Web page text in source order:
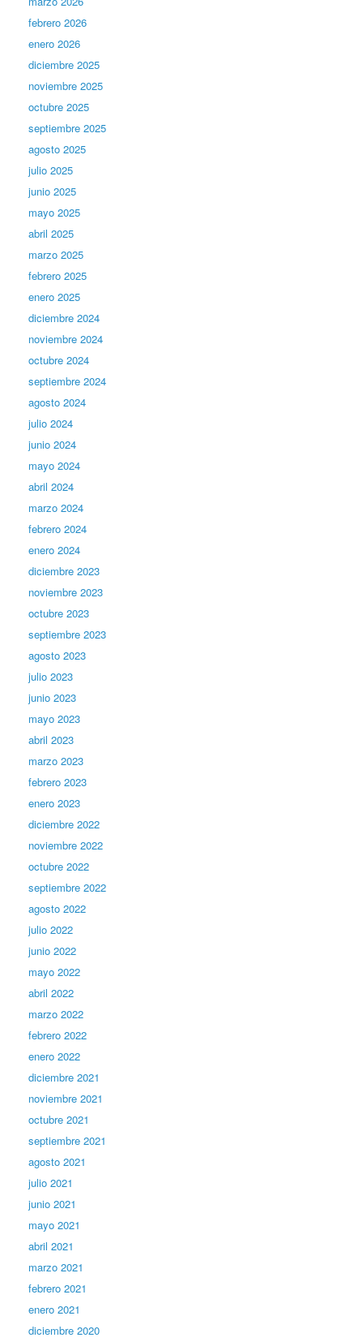
febrero 2026
enero 2026
diciembre 2025
noviembre 2025
octubre 2025
septiembre 2025
agosto 2025
julio 2025
junio 2025
mayo 2025
abril 2025
marzo 2025
febrero 2025
enero 2025
diciembre 2024
noviembre 2024
octubre 2024
septiembre 2024
agosto 2024
julio 2024
junio 2024
mayo 2024
abril 2024
marzo 2024
febrero 2024
enero 2024
diciembre 2023
noviembre 2023
octubre 2023
septiembre 2023
agosto 2023
julio 2023
junio 2023
mayo 2023
abril 2023
marzo 2023
febrero 2023
enero 2023
diciembre 2022
noviembre 2022
octubre 2022
septiembre 2022
agosto 2022
julio 2022
junio 2022
mayo 2022
abril 2022
marzo 2022
febrero 2022
enero 2022
diciembre 2021
noviembre 2021
octubre 2021
septiembre 2021
agosto 2021
julio 2021
junio 2021
mayo 2021
abril 2021
marzo 2021
febrero 2021
enero 2021
diciembre 2020